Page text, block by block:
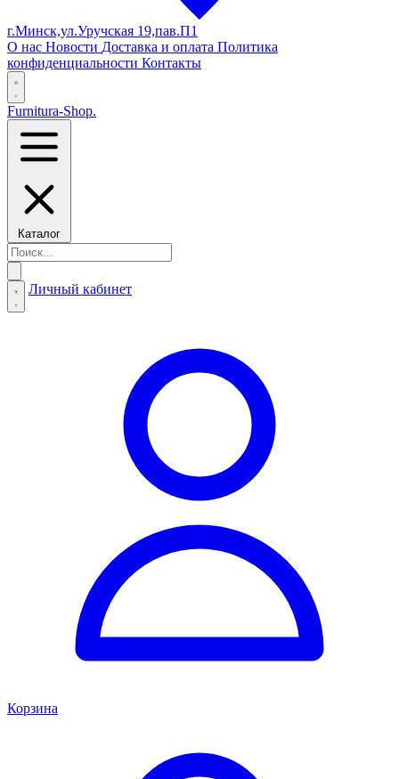
г.Минск,ул.Уручская 19,пав.П1
О нас Новости Доставка и оплата Политика
конфиденциальности Контакты
Furnitura-Shop.
Каталог
Личный кабинет
Корзина